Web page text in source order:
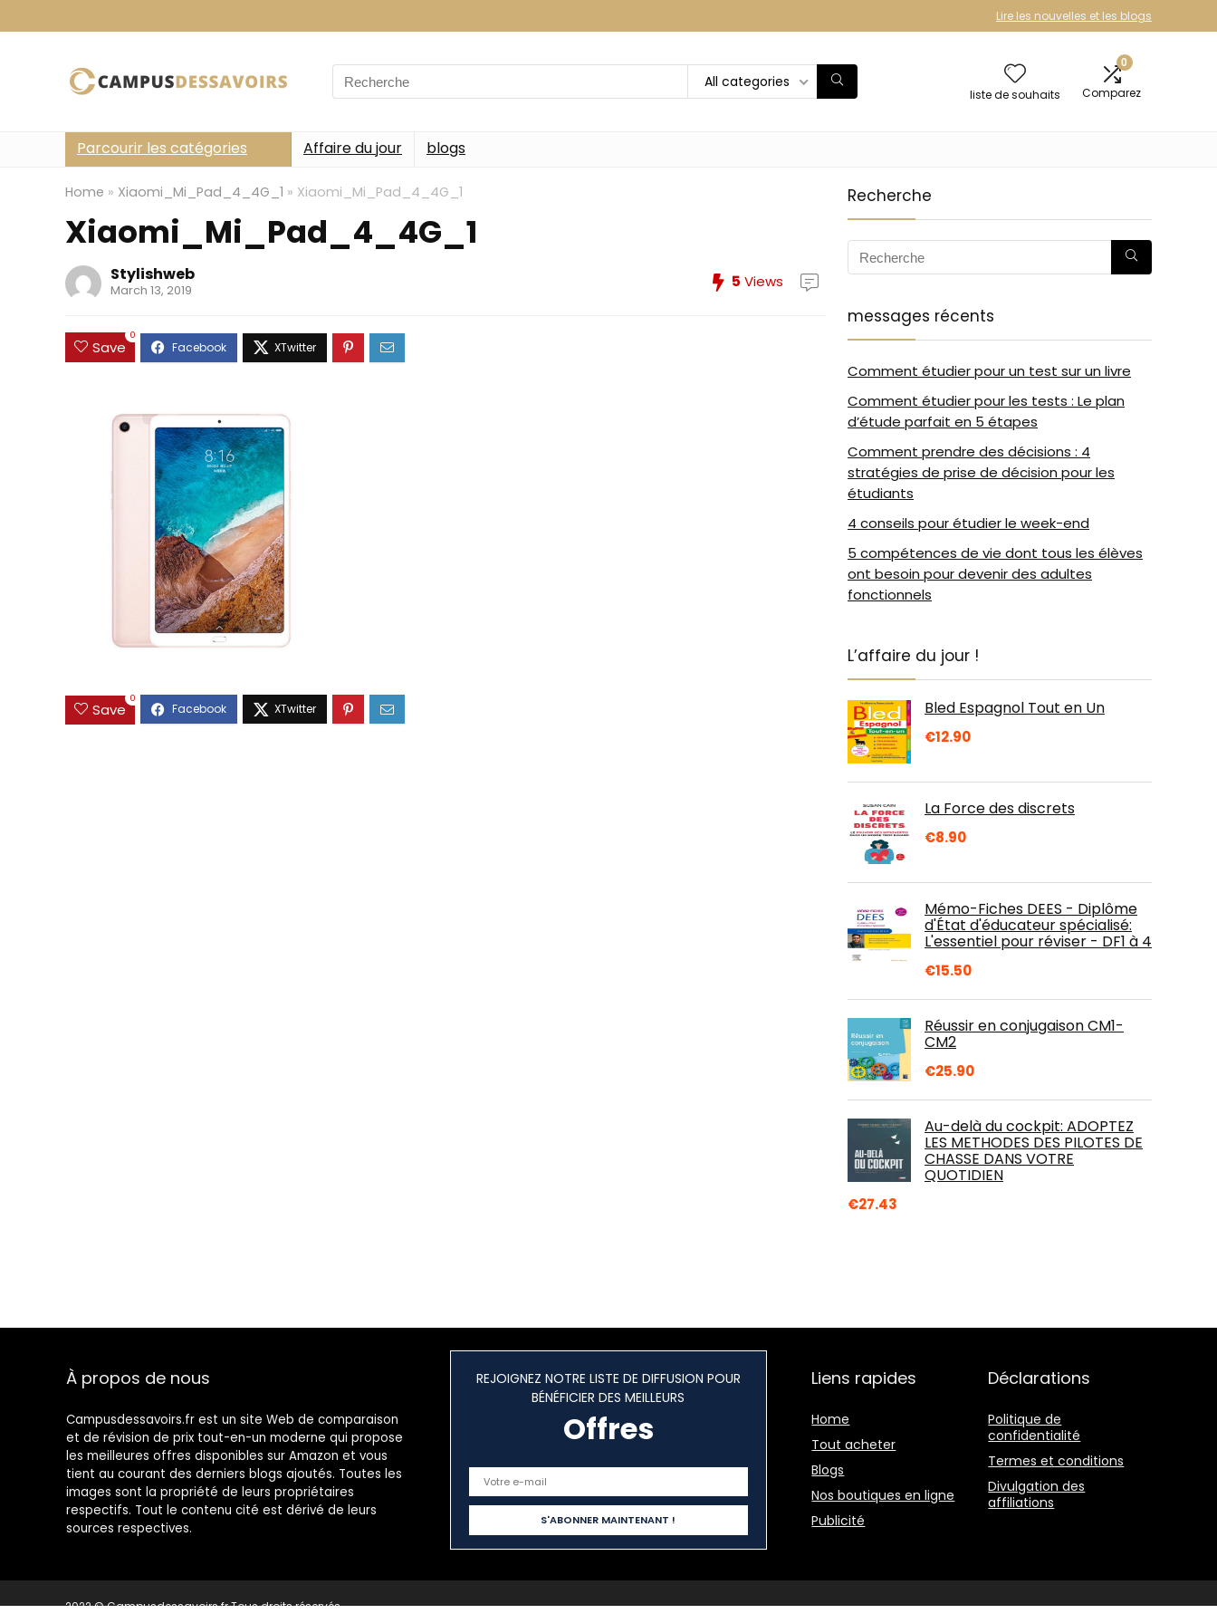
Lire les nouvelles et les blogs
Search
for:
All categories
liste de souhaits
0
Comparez
Parcourir les catégories Affaire du jour blogs
Home » Xiaomi_Mi_Pad_4_4G_1 » Xiaomi_Mi_Pad_4_4G_1
Xiaomi_Mi_Pad_4_4G_1
Stylishweb
March 13, 2019 5 Views
Save
0
Save
0
Recherche
messages récents
Comment étudier pour un test sur un livre
Comment étudier pour les tests : Le plan
d’étude parfait en 5 étapes
Comment prendre des décisions : 4
stratégies de prise de décision pour les
étudiants
4 conseils pour étudier le week-end
5 compétences de vie dont tous les élèves
ont besoin pour devenir des adultes
fonctionnels
L’affaire du jour !
Bled Espagnol Tout en Un
€12.90
La Force des discrets
€8.90
Mémo-Fiches DEES - Diplôme
d'État d'éducateur spécialisé:
L'essentiel pour réviser - DF1 à 4
€15.50
Réussir en conjugaison CM1-
CM2
€25.90
Au-delà du cockpit: ADOPTEZ
LES METHODES DES PILOTES DE
CHASSE DANS VOTRE
QUOTIDIEN
€27.43
À propos de nous
Campusdessavoirs.fr est un site Web de comparaison
et de révision de prix tout-en-un moderne qui propose
les meilleures offres disponibles sur Amazon et vous
tient au courant des derniers blogs ajoutés. Toutes les
images sont la propriété de leurs propriétaires
respectifs. Tout le contenu cité est dérivé de leurs
sources respectives.
REJOIGNEZ NOTRE LISTE DE DIFFUSION POUR
BÉNÉFICIER DES MEILLEURS
Offres
Liens rapides
Home
Tout acheter
Blogs
Nos boutiques en ligne
Publicité
Déclarations
Politique de
confidentialité
Termes et conditions
Divulgation des
affiliations
2022 © Campusdessavoirs.fr Tous droits réservés